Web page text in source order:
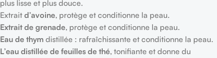
plus lisse et plus douce.
Extrait d’avoine, protège et conditionne la peau.
Extrait de grenade, protège et conditionne la peau.
Eau de thym distillée : rafraîchissante et conditionne la peau.
L’eau distillée de feuilles de thé, tonifiante et donne du